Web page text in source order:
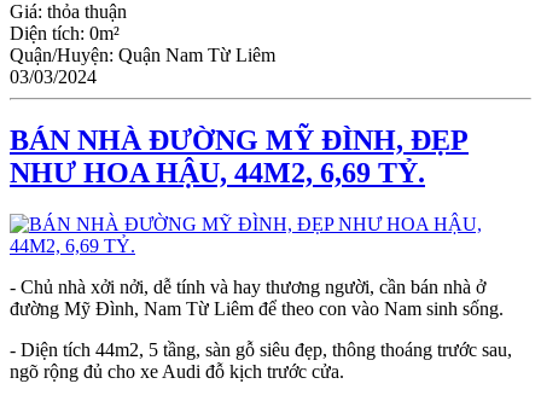
Giá: thỏa thuận
Diện tích: 0m²
Quận/Huyện: Quận Nam Từ Liêm
03/03/2024
BÁN NHÀ ĐƯỜNG MỸ ĐÌNH, ĐẸP
NHƯ HOA HẬU, 44M2, 6,69 TỶ.
- Chủ nhà xởi nởi, dễ tính và hay thương người, cần bán nhà ở
đường Mỹ Đình, Nam Từ Liêm để theo con vào Nam sinh sống.
- Diện tích 44m2, 5 tầng, sàn gỗ siêu đẹp, thông thoáng trước sau,
ngõ rộng đủ cho xe Audi đỗ kịch trước cửa.